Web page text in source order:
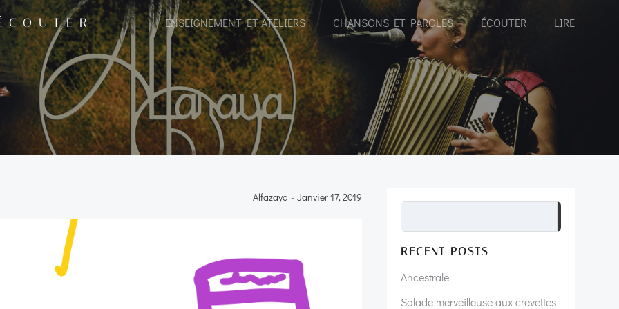
ENSEIGNEMENT ET ATELIERS CHANSONS ET PAROLES ÉCOUTER LIRE
Alfazaya - Janvier 17, 2019
RECENT POSTS
Ancestrale
Salade merveilleuse aux crevettes